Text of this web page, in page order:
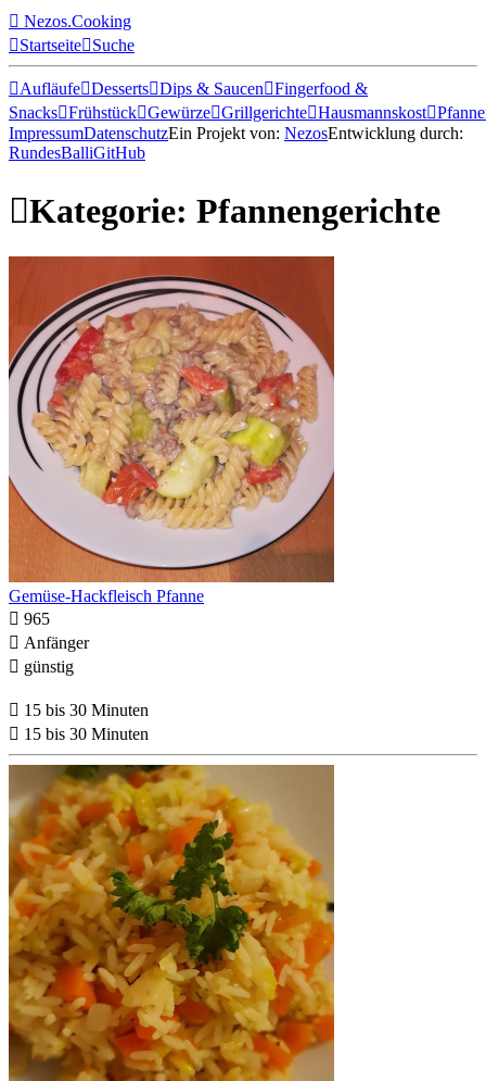
 Nezos.Cooking
StartseiteSuche
AufläufeDessertsDips & SaucenFingerfood &
SnacksFrühstückGewürzeGrillgerichteHausmannskost
ImpressumDatenschutzEin Projekt von: NezosEntwicklung durch:
RundesBalliGitHub
Kategorie: Pfannengerichte
Gemüse-Hackfleisch Pfanne
 965
 Anfänger
 günstig
 15 bis 30 Minuten
 15 bis 30 Minuten